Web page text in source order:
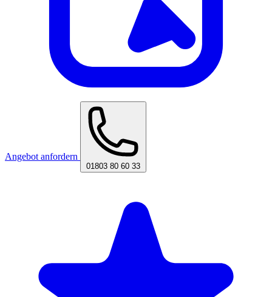
Angebot anfordern
01803 80 60 33